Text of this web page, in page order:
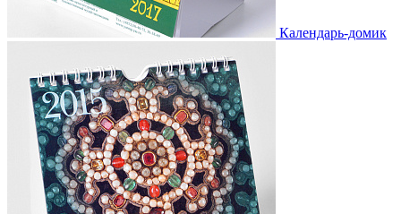
Календарь-домик